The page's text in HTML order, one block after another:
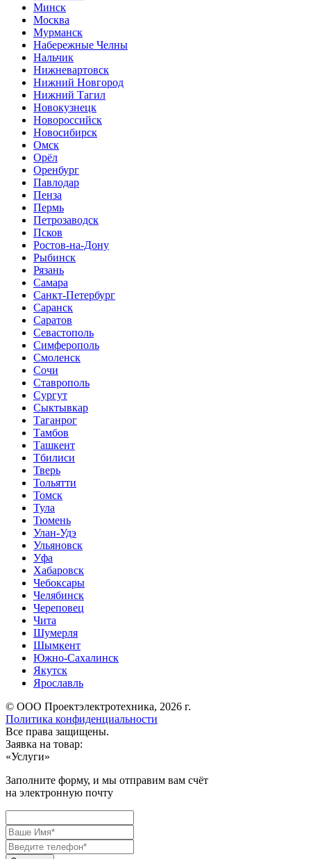
Минск
Москва
Мурманск
Набережные Челны
Нальчик
Нижневартовск
Нижний Новгород
Нижний Тагил
Новокузнецк
Новороссийск
Новосибирск
Омск
Орёл
Оренбург
Павлодар
Пенза
Пермь
Петрозаводск
Псков
Ростов-на-Дону
Рыбинск
Рязань
Самара
Санкт-Петербург
Саранск
Саратов
Севастополь
Симферополь
Смоленск
Сочи
Ставрополь
Сургут
Сыктывкар
Таганрог
Тамбов
Ташкент
Тбилиси
Тверь
Тольятти
Томск
Тула
Тюмень
Улан-Удэ
Ульяновск
Уфа
Хабаровск
Чебоксары
Челябинск
Череповец
Чита
Шумерля
Шымкент
Южно-Сахалинск
Якутск
Ярославль
© ООО Проектэлектротехника, 2026 г.
Политика конфиденциальности
Все права защищены.
Заявка на товар:
«Услуги»
Заполните форму, и мы отправим вам счёт
на электронную почту